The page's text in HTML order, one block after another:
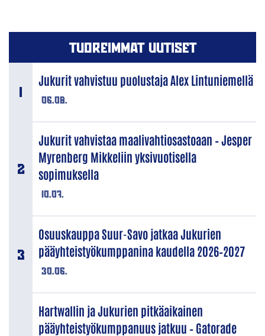
TUOREIMMAT UUTISET
06.08.
Jukurit vahvistuu puolustaja Alex Lintuniemellä
10.07.
Jukurit vahvistaa maalivahtiosastoaan – Jesper
Myrenberg Mikkeliin yksivuotisella
sopimuksella
30.06.
Osuuskauppa Suur-Savo jatkaa Jukurien
pääyhteistyökumppanina kaudella 2026–2027
Hartwallin ja Jukurien pitkäaikainen
pääyhteistyökumppanuus jatkuu – Gatorade